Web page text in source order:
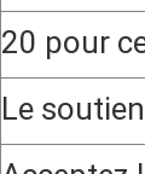
20 pour
Le soutien